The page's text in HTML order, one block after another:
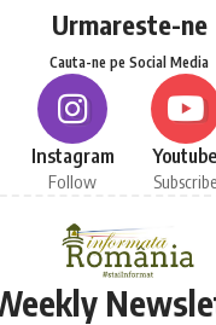
Urmareste-ne
Cauta-ne pe Social Media
Instagram
Follow
Youtube
Subscribe